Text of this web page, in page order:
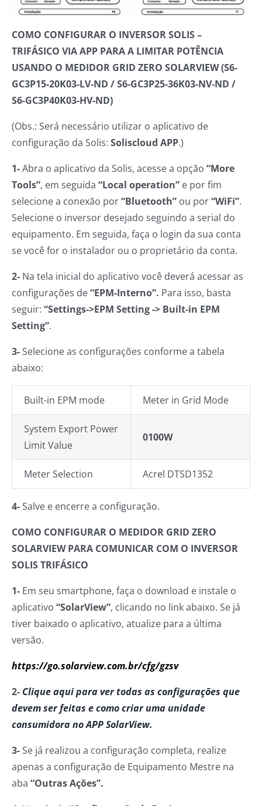
COMO CONFIGURAR O INVERSOR SOLIS –
TRIFÁSICO VIA APP PARA A LIMITAR POTÊNCIA
USANDO O MEDIDOR GRID ZERO SOLARVIEW (S6-
GC3P15-20K03-LV-ND / S6-GC3P25-36K03-NV-ND /
S6-GC3P40K03-HV-ND)
(Obs.: Será necessário utilizar o aplicativo de
configuração da Solis: Soliscloud APP.)
1-Abra o aplicativo da Solis, acesse a opção “More
Tools”, em seguida “Local operation” e por fim
selecione a conexão por“Bluetooth” ou por“WiFi”.
Selecione o inversor desejado seguindo a serial do
equipamento. Em seguida, faça o login da sua conta
se você for o instalador ou o proprietário da conta.
2- Na tela inicial do aplicativo você deverá acessar as
configurações de“EPM-Interno”. Para isso, basta
seguir: “Settings->EPM Setting -> Built-in EPM
Setting”.
3-Selecione as configurações conforme a tabela
abaixo:
Built-in EPM mode Meter in Grid Mode
System Export Power
Limit Value
0100W
Meter Selection Acrel DTSD1352
4-Salve e encerre a configuração.
COMO CONFIGURAR O MEDIDOR GRID ZERO
SOLARVIEW PARA COMUNICAR COM O INVERSOR
SOLIS TRIFÁSICO
1- Em seu smartphone, faça o download e instale o
aplicativo “SolarView”, clicando no link abaixo. Se já
tiver baixado o aplicativo, atualize para a última
versão.
https://go.solarview.com.br/cfg/gzsv
2- Clique aqui para ver todas as configurações que
devem ser feitas e como criar uma unidade
consumidora no APP SolarView.
3-Se já realizou a configuração completa, realize
apenas a configuração de Equipamento Mestre na
aba “Outras Ações”.